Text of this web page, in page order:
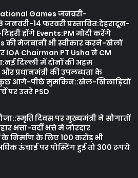
Games जनवरी-
14 फरवरी प्रस्तावित:देहरादून-
होंगे Events:PM मोदी करेंगे
की मेजबानी भी स्वीकार करने-खेलों
IOA Chairman PT Usha ने CM
दिल्ली में दोनों की अहम
प्रधानमंत्री की उपलब्धता के
कुछ आगे-पीछे मुमकिन::खेल-खिलाड़ियों
पर उतरे PSD
दिवस पर मुख्यमंत्री ने सौगातों
भत्ता-वर्दी भत्ते में जोरदार
निर्माण के लिए 100 करोड़ भी
ऊंचाई पर पोस्टिंग हुई तो 300 रूपये